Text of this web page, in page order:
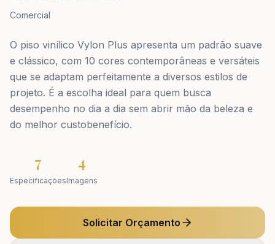
Comercial
O piso vinílico Vylon Plus apresenta um padrão suave
e clássico, com 10 cores contemporâneas e versáteis
que se adaptam perfeitamente a diversos estilos de
projeto. É a escolha ideal para quem busca
desempenho no dia a dia sem abrir mão da beleza e
do melhor custobenefício.
7
Especificações
4
Imagens
Solicitar Orçamento